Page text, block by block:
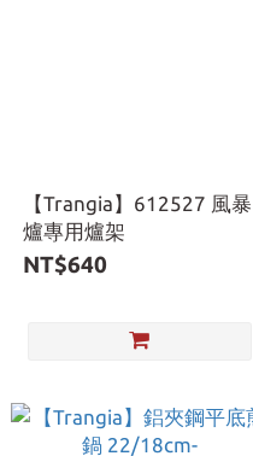
【Trangia】612527 風暴
爐專用爐架
NT$640